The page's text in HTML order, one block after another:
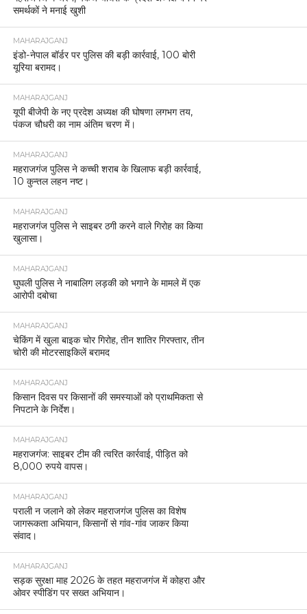
समर्थकों ने मनाई खुशी
MAHARAJGANJ
इंडो-नेपाल बॉर्डर पर पुलिस की बड़ी कार्रवाई, 100 बोरी
यूरिया बरामद।
MAHARAJGANJ
यूपी बीजेपी के नए प्रदेश अध्यक्ष की घोषणा लगभग तय,
पंकज चौधरी का नाम अंतिम चरण में।
MAHARAJGANJ
महराजगंज पुलिस ने कच्ची शराब के खिलाफ बड़ी कार्रवाई,
10 कुन्तल लहन नष्ट।
MAHARAJGANJ
महराजगंज पुलिस ने साइबर ठगी करने वाले गिरोह का किया
खुलासा।
MAHARAJGANJ
घुघली पुलिस ने नाबालिग लड़की को भगाने के मामले में एक
आरोपी दबोचा
MAHARAJGANJ
चेकिंग में खुला बाइक चोर गिरोह, तीन शातिर गिरफ्तार, तीन
चोरी की मोटरसाइकिलें बरामद
MAHARAJGANJ
किसान दिवस पर किसानों की समस्याओं को प्राथमिकता से
निपटाने के निर्देश।
MAHARAJGANJ
महराजगंज: साइबर टीम की त्वरित कार्रवाई, पीड़ित को
8,000 रुपये वापस।
MAHARAJGANJ
पराली न जलाने को लेकर महराजगंज पुलिस का विशेष
जागरूकता अभियान, किसानों से गांव-गांव जाकर किया
संवाद।
MAHARAJGANJ
सड़क सुरक्षा माह 2026 के तहत महराजगंज में कोहरा और
ओवर स्पीडिंग पर सख्त अभियान।